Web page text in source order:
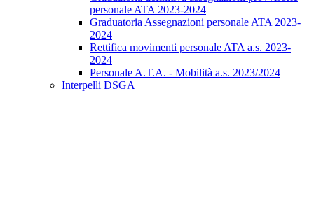
personale ATA 2023-2024
Graduatoria Assegnazioni personale ATA 2023-
2024
Rettifica movimenti personale ATA a.s. 2023-
2024
Personale A.T.A. - Mobilità a.s. 2023/2024
Interpelli DSGA